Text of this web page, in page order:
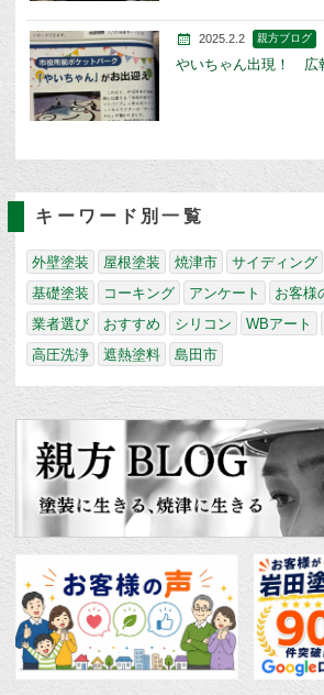
2025.2.2 親方ブログ
やいちゃん出現！ 広
キーワード別一覧
外壁塗装 屋根塗装 焼津市 サイディング
基礎塗装
コーキング アンケート お客様
業者選び
おすすめ シリコン WBアート
高圧洗浄
遮熱塗料 島田市